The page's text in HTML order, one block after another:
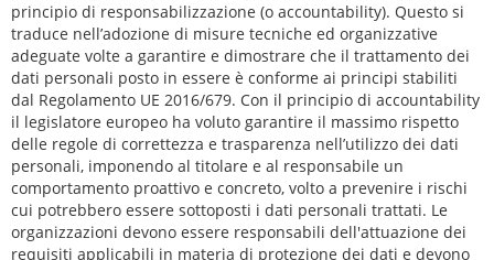
principio di responsabilizzazione (o accountability). Questo si
traduce nell’adozione di misure tecniche ed organizzative
adeguate volte a garantire e dimostrare che il trattamento dei
dati personali posto in essere è conforme ai principi stabiliti
dal Regolamento UE 2016/679. Con il principio di accountability
il legislatore europeo ha voluto garantire il massimo rispetto
delle regole di correttezza e trasparenza nell’utilizzo dei dati
personali, imponendo al titolare e al responsabile un
comportamento proattivo e concreto, volto a prevenire i rischi
cui potrebbero essere sottoposti i dati personali trattati. Le
organizzazioni devono essere responsabili dell'attuazione dei
requisiti applicabili in materia di protezione dei dati e devono